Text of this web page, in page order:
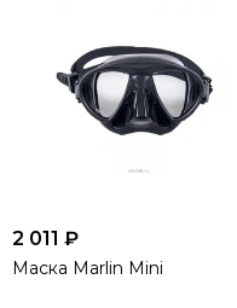
2 011 ₽
Маска Marlin Mini